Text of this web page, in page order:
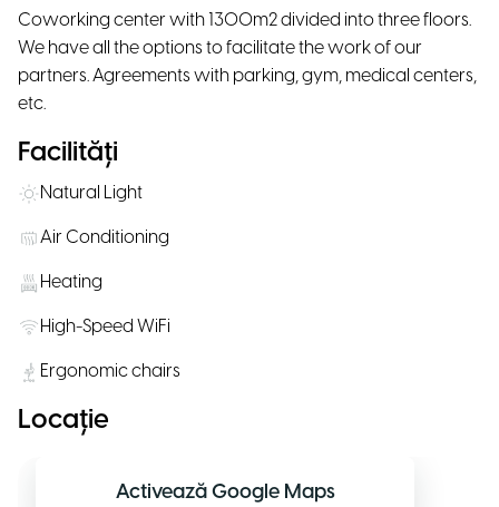
Coworking center with 1300m2 divided into three floors.
We have all the options to facilitate the work of our
partners. Agreements with parking, gym, medical centers,
etc.
Facilități
Natural Light
Air Conditioning
Heating
High-Speed WiFi
Ergonomic chairs
Locație
Activează Google Maps